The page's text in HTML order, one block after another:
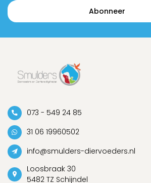
Abonneer
073 - 549 24 85
31 06 19960502
info@smulders-diervoeders.nl
Loosbraak 30
5482 TZ Schijndel